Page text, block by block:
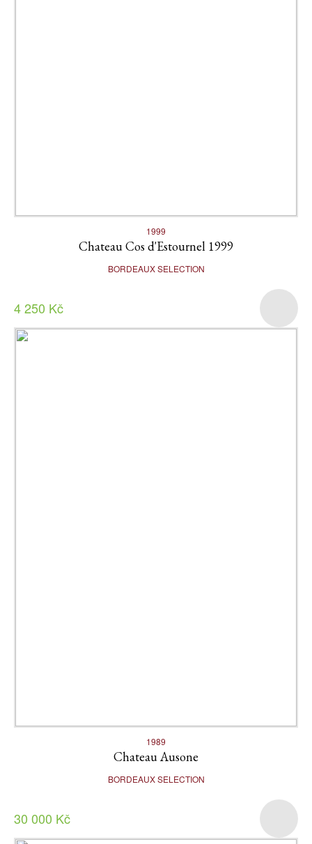
1999
Chateau Cos d'Estournel 1999
BORDEAUX SELECTION
4 250 Kč
1989
Chateau Ausone
BORDEAUX SELECTION
30 000 Kč